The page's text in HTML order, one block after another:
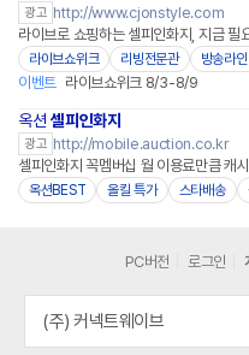
광고 http://www.cjonstyle.com
라이브로 쇼핑하는 셀피인화지, 지금 필
라이브쇼위크 리빙전문관 방송라
이벤트 라이브쇼위크 8/3-8/9
옥션셀피인화지
광고 http://mobile.auction.co.kr
셀피인화지 꼭멤버십 월 이용료만큼 캐
옥션BEST 올킬 특가 스타배송
PC버전 로그인
(주) 커넥트웨이브